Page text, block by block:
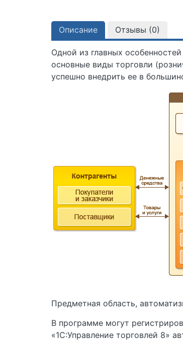
Описание Отзывы (0)
Одной из главных
основные виды торговли
успешно внедрить ее в
Предметная область,
В программе могут
«1С:Управление торговлей 8»